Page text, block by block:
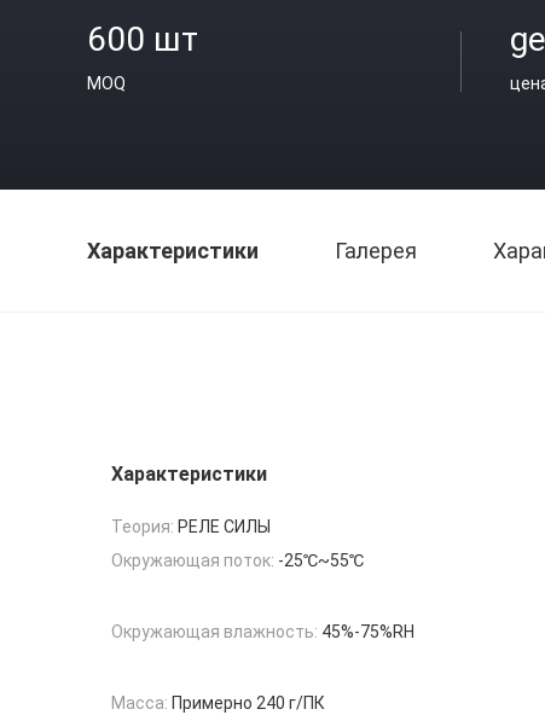
600 шт
MOQ
Характеристики Галерея
Характеристики
Теория: РЕЛЕ СИЛЫ
Окружающая поток: -25℃~55℃
Окружающая влажность: 45%-75%RH
Масса: Примерно 240 г/ПК